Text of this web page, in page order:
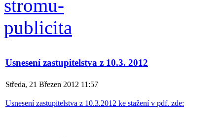
Usnesení zastupitelstva z 10.3. 2012
Středa, 21 Březen 2012 11:57
Usnesení zastupitelstva z 10.3.2012 ke stažení v pdf. zde: